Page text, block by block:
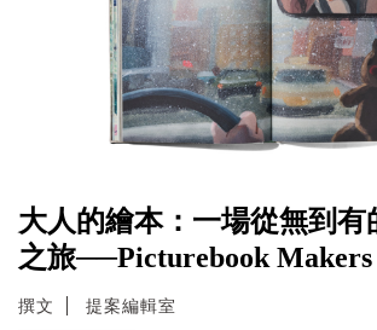
大人的繪本：一場從無到有
之旅──Picturebook Makers
撰文 提案編輯室